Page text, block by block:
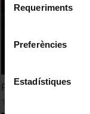
consultar la
Requeriments
Preferències
Estadístiques
First Arab Euro